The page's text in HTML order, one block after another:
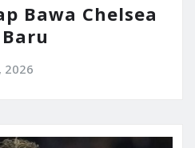
Bawa Chelsea
2026